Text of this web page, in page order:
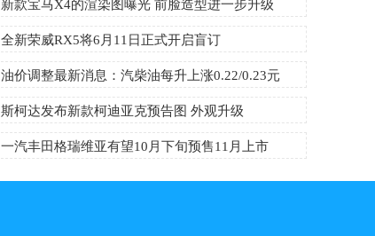
新款宝马X4的渲染图曝光 前脸造型进一步升级
全新荣威RX5将6月11日正式开启盲订
油价调整最新消息：汽柴油每升上涨0.22/0.23元
斯柯达发布新款柯迪亚克预告图 外观升级
一汽丰田格瑞维亚有望10月下旬预售11月上市